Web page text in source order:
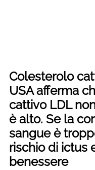
Colesterolo
USA afferma
cattivo LDL
è alto. Se la
sangue è
rischio di ictus
benessere